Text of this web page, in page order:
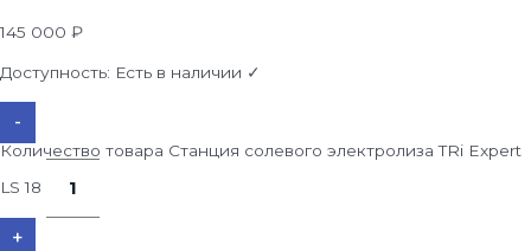
145 000 ₽
Доступность: Есть в наличии ✓
-
Количество товара Станция солевого электролиза TRi Expert
LS 18
+